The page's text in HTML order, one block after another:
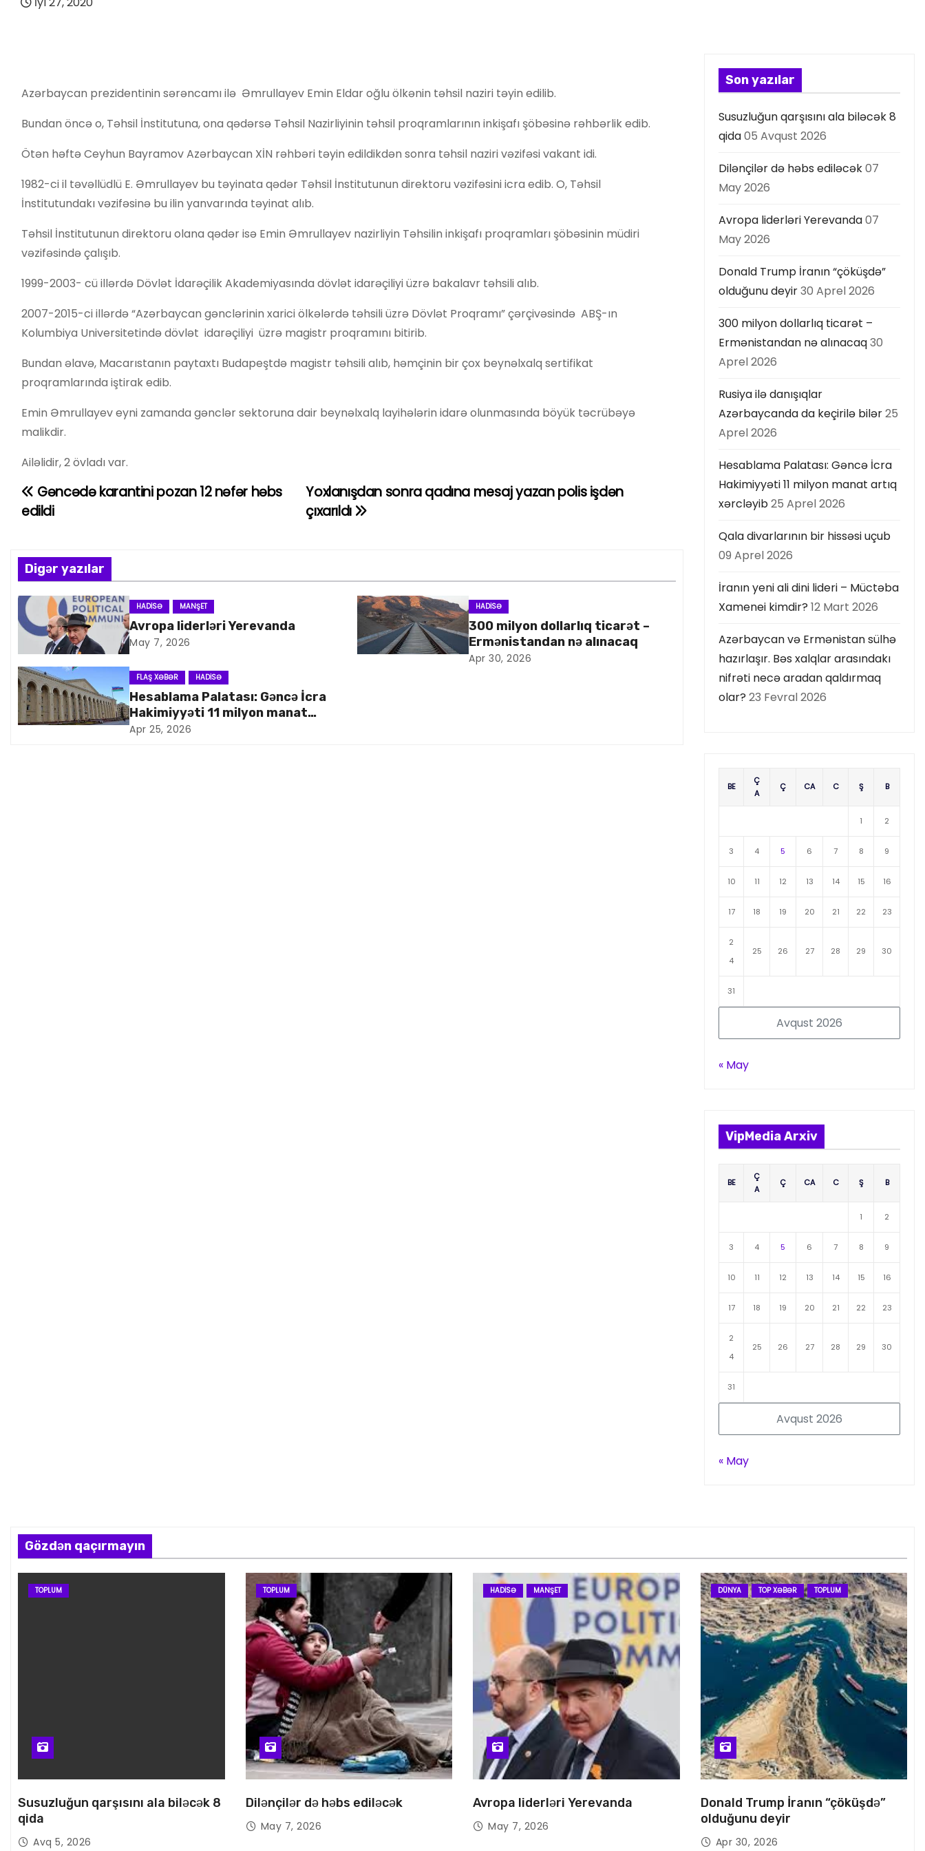
Azərbaycan prezidentinin sərəncamı ilə Əmrullayev Emin Eldar oğlu ölkənin təhsil naziri təyin edilib.
Bundan öncə o, Təhsil İnstitutuna, ona qədərsə Təhsil Nazirliyinin təhsil proqramlarının inkişafı şöbəsinə rəhbərlik edib.
Ötən həftə Ceyhun Bayramov Azərbaycan XİN rəhbəri təyin edildikdən sonra təhsil naziri vəzifəsi vakant idi.
1982-ci il təvəllüdlü E. Əmrullayev bu təyinata qədər Təhsil İnstitutunun direktoru vəzifəsini icra edib. O, Təhsil
İnstitutundakı vəzifəsinə bu ilin yanvarında təyinat alıb.
Təhsil İnstitutunun direktoru olana qədər isə Emin Əmrullayev nazirliyin Təhsilin inkişafı proqramları şöbəsinin müdiri
vəzifəsində çalışıb.
1999-2003- cü illərdə Dövlət İdarəçilik Akademiyasında dövlət idarəçiliyi üzrə bakalavr təhsili alıb.
2007-2015-ci illərdə “Azərbaycan gənclərinin xarici ölkələrdə təhsili üzrə Dövlət Proqramı” çərçivəsində ABŞ-ın
Kolumbiya Universitetində dövlət idarəçiliyi üzrə magistr proqramını bitirib.
Bundan əlavə, Macarıstanın paytaxtı Budapeştdə magistr təhsili alıb, həmçinin bir çox beynəlxalq sertifikat
proqramlarında iştirak edib.
Emin Əmrullayev eyni zamanda gənclər sektoruna dair beynəlxalq layihələrin idarə olunmasında böyük təcrübəyə
malikdir.
Ailəlidir, 2 övladı var.
Y
z
ı
n
a
v
i
q
Yoxlanışdan sonra qadına mesaj yazan polis işdən
çıxarıldı
Gəncədə karantini pozan 12 nəfər həbs
edildi
Digər yazılar
HADISƏ MANŞET
Avropa liderləri Yerevanda
May 7, 2026
HADISƏ
300 milyon dollarlıq ticarət –
Ermənistandan nə alınacaq
Apr 30, 2026
FLAŞ XƏBƏR HADISƏ
Hesablama Palatası: Gəncə İcra
Hakimiyyəti 11 milyon manat
artıq xərcləyib
Apr 25, 2026
Son yazılar
Susuzluğun qarşısını ala biləcək 8
qida05 Avqust 2026
Dilənçilər də həbs ediləcək07
May 2026
Avropa liderləri Yerevanda07
May 2026
Donald Trump İranın “çöküşdə”
olduğunu deyir30 Aprel 2026
300 milyon dollarlıq ticarət –
Ermənistandan nə alınacaq30
Aprel 2026
Rusiya ilə danışıqlar
Azərbaycanda da keçirilə bilər25
Aprel 2026
Hesablama Palatası: Gəncə İcra
Hakimiyyəti 11 milyon manat artıq
xərcləyib25 Aprel 2026
Qala divarlarının bir hissəsi uçub
09 Aprel 2026
İranın yeni ali dini lideri – Müctəba
Xamenei kimdir? 12 Mart 2026
Azərbaycan və Ermənistan sülhə
hazırlaşır. Bəs xalqlar arasındakı
nifrəti necə aradan qaldırmaq
olar? 23 Fevral 2026
Avqust 2026
BE
Ç
A
Ç CA C Ş B
1 2
3 4 5 6 7 8 9
10 11 12 13 14 15 16
17 18 19 20 21 22 23
2
4
25 26 27 28 29 30
31
« May
VipMedia Arxiv
Avqust 2026
BE
Ç
A
Ç CA C Ş B
1 2
3 4 5 6 7 8 9
10 11 12 13 14 15 16
17 18 19 20 21 22 23
2
4
25 26 27 28 29 30
31
« May
Gözdən qaçırmayın
TOPLUM
Susuzluğun qarşısını ala biləcək 8
qida
Avq 5, 2026
TOPLUM
Dilənçilər də həbs ediləcək
May 7, 2026
HADISƏ MANŞET
Avropa liderləri Yerevanda
May 7, 2026
DÜNYA TOP XƏBƏR TOPLUM
Donald Trump İranın “çöküşdə”
olduğunu deyir
Apr 30, 2026